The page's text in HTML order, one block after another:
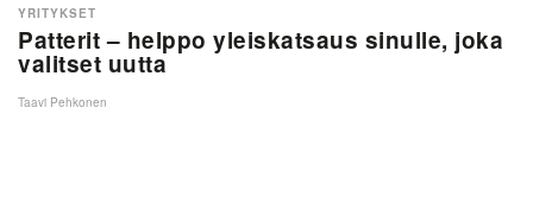
Patterit – helppo yleiskatsaus sinulle, joka
valitset uutta
YRITYKSET
Taavi Pehkonen